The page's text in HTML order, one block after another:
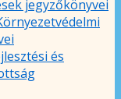
jegyzőkönyvei
és